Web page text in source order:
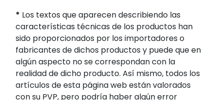
* Los textos que aparecen describiendo las
características técnicas de los productos han
sido proporcionados por los importadores o
fabricantes de dichos productos y puede que en
algún aspecto no se correspondan con la
realidad de dicho producto. Así mismo, todos los
artículos de esta página web están valorados
con su PVP, pero podría haber algún error